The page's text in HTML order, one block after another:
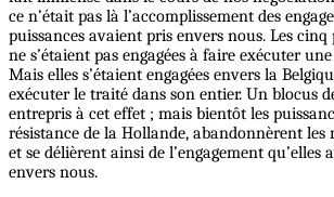
ce n’était pas là l’accomplissement des
puissances avaient pris envers nous. Les cinq
ne s’étaient pas engagées à faire exécuter
Mais elles s’étaient engagées envers la
exécuter le traité dans son entier. Un blocus
entrepris à cet effet ; mais bientôt les
résistance de la Hollande, abandonnèrent les
et se délièrent ainsi de l’engagement qu’elles
envers nous.